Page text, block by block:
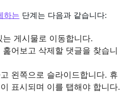
하는 단계는 다음과 같습니다:
게시물로 이동합니다.
훑어보고 삭제할 댓글을 찾습니
왼쪽으로 슬라이드합니다. 휴
표시되며 이를 탭해야 합니다.